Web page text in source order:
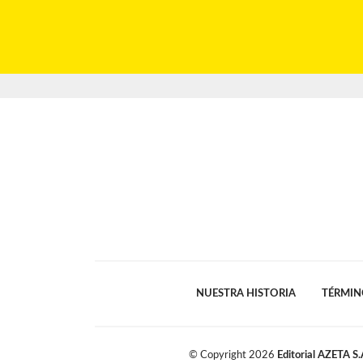
NUESTRA HISTORIA
© Copyright 2026 Editorial AZETA